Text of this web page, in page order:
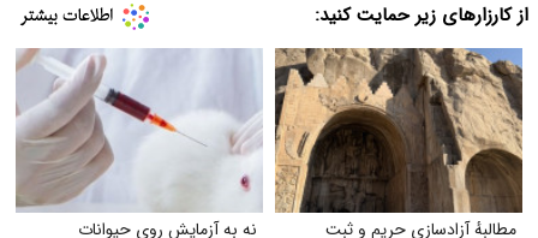
از کارزارهای زیر حمایت کنید:
مطالبهٔ آزادسازی حریم و ثبت نه به آزمایش روی حیوانات